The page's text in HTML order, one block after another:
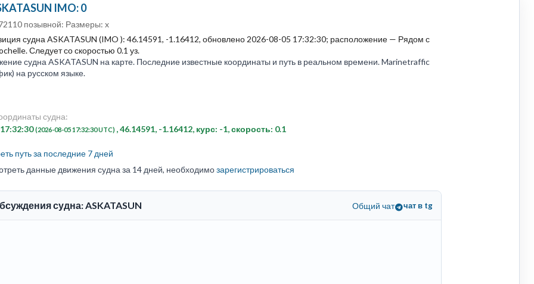
IMO: 0
позывной: Размеры: x
судна ASKATASUN (IMO ): 46.14591, -1.16412, обновлено 2026-08-05 17:32:30; расположение — Рядом с
Следует со скоростью 0.1 уз.
судна ASKATASUN на карте. Последние известные координаты и путь в реальном времени. Marinetraffic
на русском языке.
судна:
(2026-08-05 17:32:30 UTC) , 46.14591, -1.16412, курс: -1, скорость: 0.1
путь за последние 7 дней
данные движения судна за 14 дней, необходимозарегистрироваться
судна: ASKATASUN Общий чат чат в tg